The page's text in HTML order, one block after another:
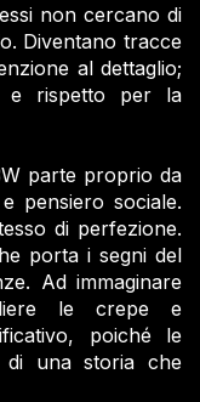
non cercano di
Diventano tracce
al dettaglio;
e rispetto per la
parte proprio da
pensiero sociale.
di perfezione.
porta i segni del
Ad immaginare
le crepe e
poiché le
di una storia che